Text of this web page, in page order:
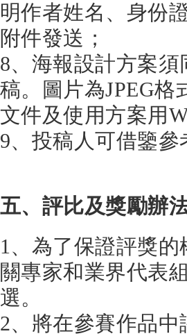
明作者姓名、身份
附件發送；
8、海報設計方案
稿。圖片為JPEG
文件及使用方案用
9、投稿人可借鑒
五、評比及獎勵辦法
1、為了保證評獎
關專家和業界代表
選。
2、將在參賽作品